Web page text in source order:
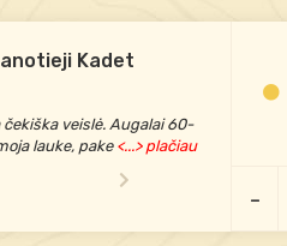
Kadet
veislė. Augalai 60-
lauke, pake<...> plačiau
-